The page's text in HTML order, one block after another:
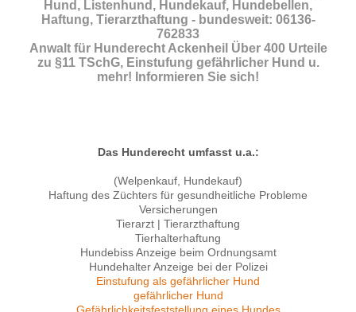
Hund, Listenhund, Hundekauf, Hundebellen,
Haftung, Tierarzthaftung - bundesweit: 06136-
762833
Anwalt für Hunderecht Ackenheil Über 400 Urteile
zu §11 TSchG, Einstufung gefährlicher Hund u.
mehr! Informieren Sie sich!
Das Hunderecht umfasst u.a.:
(Welpenkauf, Hundekauf)
Haftung des Züchters für gesundheitliche Probleme
Versicherungen
Tierarzt | Tierarzthaftung
Tierhalterhaftung
Hundebiss Anzeige beim Ordnungsamt
Hundehalter Anzeige bei der Polizei
Einstufung als gefährlicher Hund
gefährlicher Hund